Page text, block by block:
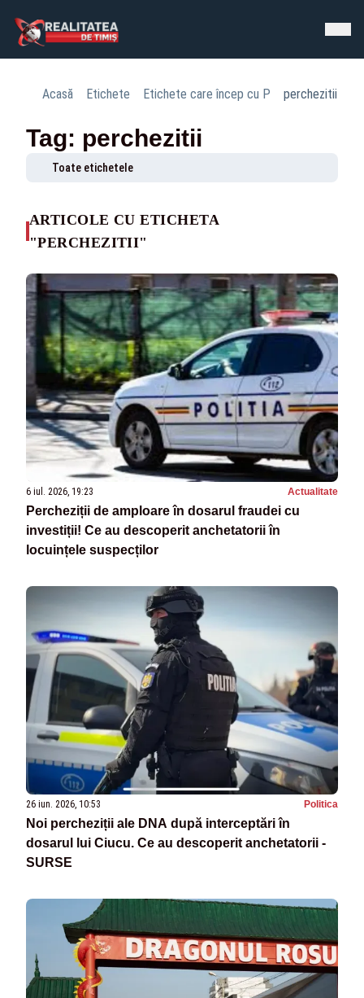
Acasă Etichete Etichete care încep cu P perchezitii
Tag: perchezitii
Toate etichetele
ARTICOLE CU ETICHETA
"PERCHEZITII"
6 iul. 2026, 19:23 Actualitate
Percheziții de amploare în dosarul fraudei cu
investiții! Ce au descoperit anchetatorii în
locuințele suspecților
26 iun. 2026, 10:53 Politica
Noi percheziții ale DNA după interceptări în
dosarul lui Ciucu. Ce au descoperit anchetatorii -
SURSE